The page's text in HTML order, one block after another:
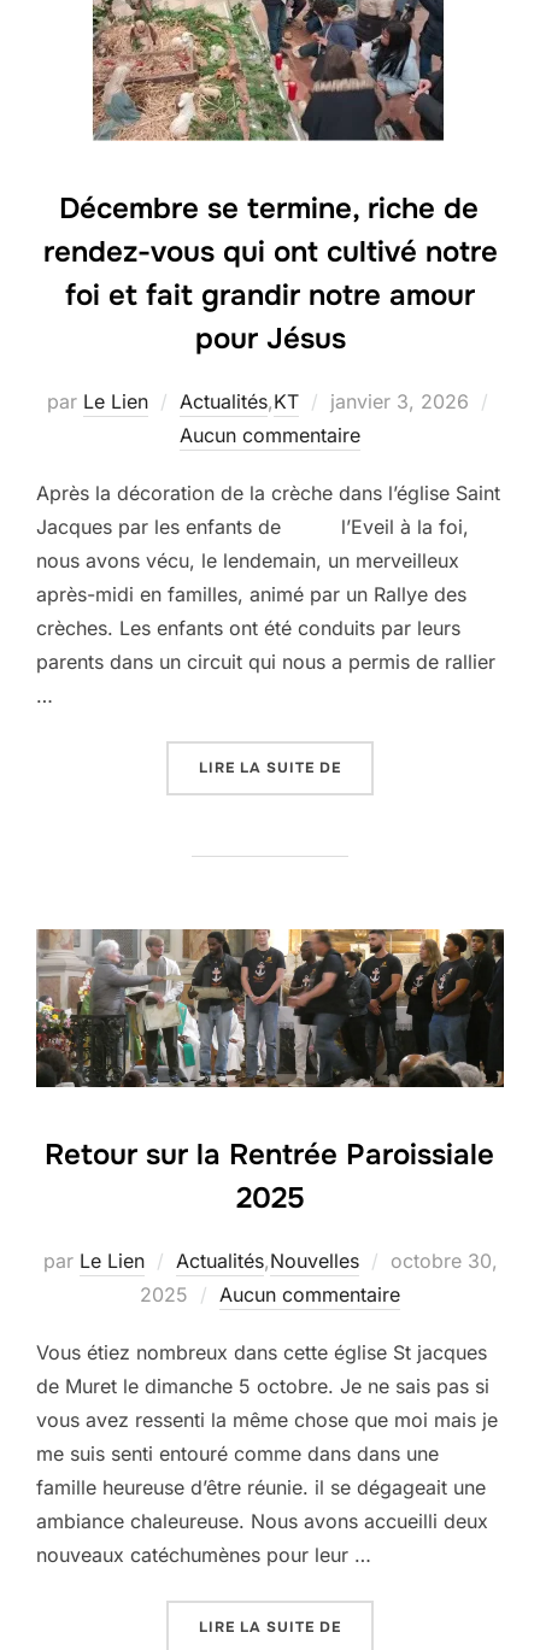
Décembre se termine, riche de
rendez-vous qui ont cultivé notre
foi et fait grandir notre amour
pour Jésus
par Le Lien Actualités,KT
Publié
le
janvier 3, 2026
Aucun commentaire
Après la décoration de la crèche dans l’église Saint
Jacques par les enfants de l’Eveil à la foi,
nous avons vécu, le lendemain, un merveilleux
après-midi en familles, animé par un Rallye des
crèches. Les enfants ont été conduits par leurs
parents dans un circuit qui nous a permis de rallier
…
LIRE LA SUITE DE
Retour sur la Rentrée Paroissiale
2025
par Le Lien Actualités,Nouvelles
Publié
le
octobre 30,
2025
Aucun commentaire
Vous étiez nombreux dans cette église St jacques
de Muret le dimanche 5 octobre. Je ne sais pas si
vous avez ressenti la même chose que moi mais je
me suis senti entouré comme dans dans une
famille heureuse d’être réunie. il se dégageait une
ambiance chaleureuse. Nous avons accueilli deux
nouveaux catéchumènes pour leur …
LIRE LA SUITE DE